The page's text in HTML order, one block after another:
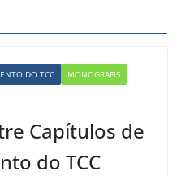
DO TCC
MONOGRAFIS
Capítulos de
do TCC